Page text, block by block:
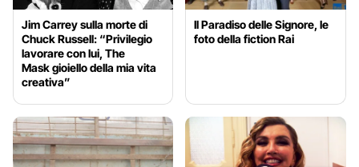
Jim Carrey sulla morte di
Chuck Russell: “Privilegio
lavorare con lui, The
Mask gioiello della mia vita
creativa”
Il Paradiso delle Signore, le
foto della fiction Rai